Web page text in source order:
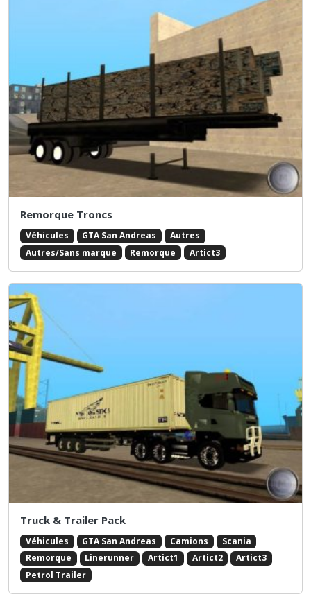
Remorque Troncs
Véhicules GTA San Andreas
Autres
Autres/Sans marque
Remorque Artict3
Truck & Trailer Pack
Véhicules GTA San Andreas Camions
Scania
Remorque
Linerunner Artict1 Artict2
Artict3
Petrol Trailer